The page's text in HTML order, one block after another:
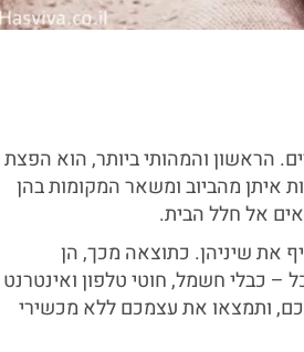
הראשון והמהותי ביותר, הוא הפצת
איתן מהביוב ומשאר המקומות בהן
אל חלל הבית.
את שיניהן. כתוצאה מכך, הן
– כבלי חשמל, חוטי טלפון ואינטרנט
ותמצאו את עצמכם ללא מכשירי